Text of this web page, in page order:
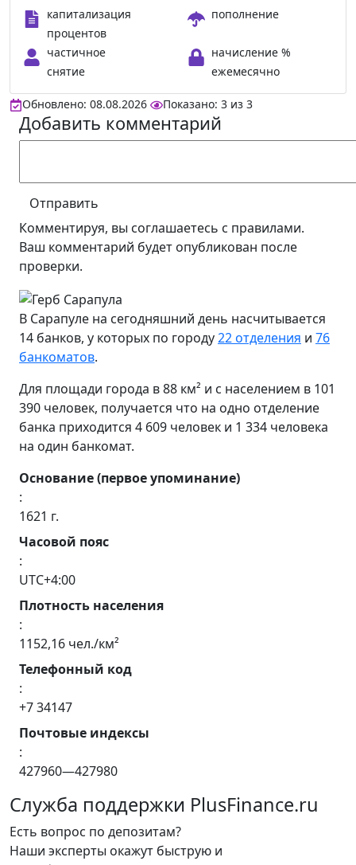
капитализация
процентов
пополнение
частичное
снятие
начисление %
ежемесячно
Обновлено: 08.08.2026 Показано: 3 из 3
Добавить комментарий
Отправить
Комментируя, вы соглашаетесь c правилами.
Ваш комментарий будет опубликован после
проверки.
В Сарапуле на сегодняшний день насчитывается
14 банков, у которых по городу22 отделения и 76
банкоматов.
Для площади города в 88 км² и с населением в 101
390 человек, получается что на одно отделение
банка приходится 4 609 человек и 1 334 человека
на один банкомат.
Основание (первое упоминание)
:
1621 г.
Часовой пояс
:
UTC+4:00
Плотность населения
:
1152,16 чел./км²
Телефонный код
:
+7 34147
Почтовые индексы
:
427960—427980
Служба поддержки PlusFinance.ru
Есть вопрос по депозитам?
Наши эксперты окажут быструю и